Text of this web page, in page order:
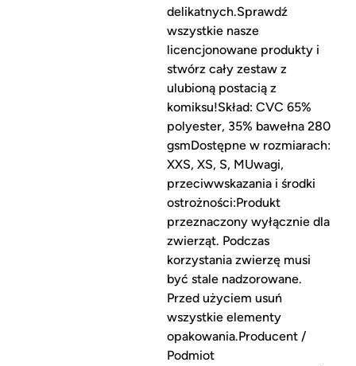
delikatnych.Sprawdź
wszystkie nasze
licencjonowane produkty i
stwórz cały zestaw z
ulubioną postacią z
komiksu!Skład: CVC 65%
polyester, 35% bawełna 280
gsmDostępne w rozmiarach:
XXS, XS, S, MUwagi,
przeciwwskazania i środki
ostrożności:Produkt
przeznaczony wyłącznie dla
zwierząt. Podczas
korzystania zwierzę musi
być stale nadzorowane.
Przed użyciem usuń
wszystkie elementy
opakowania.Producent /
Podmiot